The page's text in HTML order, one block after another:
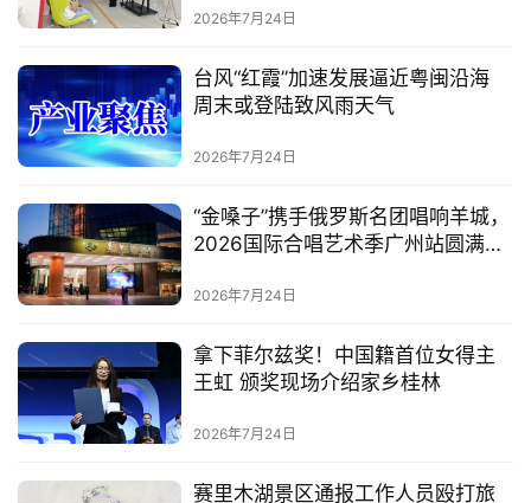
2026年7月24日
台风“红霞”加速发展逼近粤闽沿海
周末或登陆致风雨天气
2026年7月24日
“金嗓子”携手俄罗斯名团唱响羊城，
2026国际合唱艺术季广州站圆满落
2026年7月24日
拿下菲尔兹奖！中国籍首位女得主
王虹 颁奖现场介绍家乡桂林
2026年7月24日
赛里木湖景区通报工作人员殴打旅